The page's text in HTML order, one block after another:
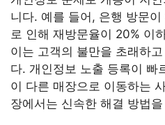
니다. 예를 들어, 은행 방문
로 인해 재방문율이 20% 이
이는 고객의 불만을 초래하
다. 개인정보 노출 등록이 빠
이 다른 매장으로 이동하는
장에서는 신속한 해결 방법